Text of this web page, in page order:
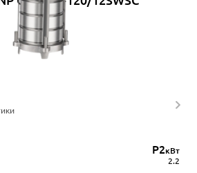
P2кВт
2.2